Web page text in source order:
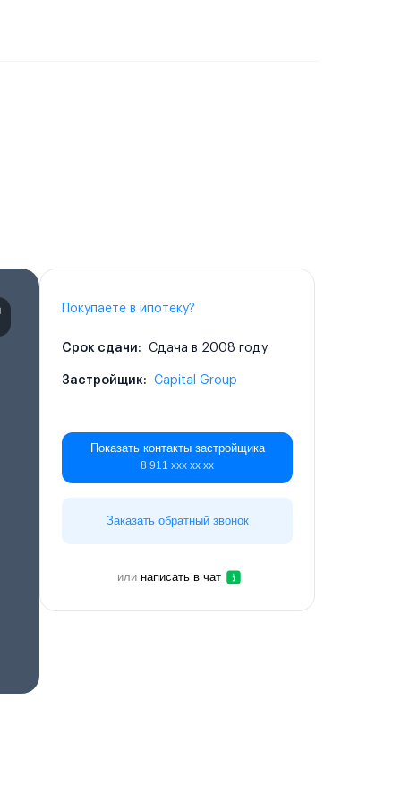
Покупаете в ипотеку?
Срок сдачи: Сдача в 2008 году
Застройщик: Capital Group
Показать контакты застройщика
8 911 ххх хх хх
Заказать обратный звонок
или написать в чат